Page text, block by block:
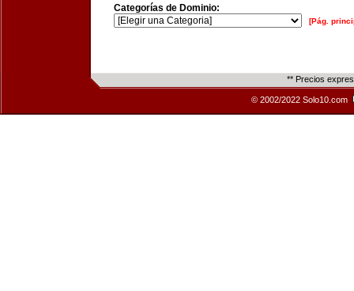
Categorías de Dominio:
[Pág.
** Precios
© 2002/2022 Solo10.com